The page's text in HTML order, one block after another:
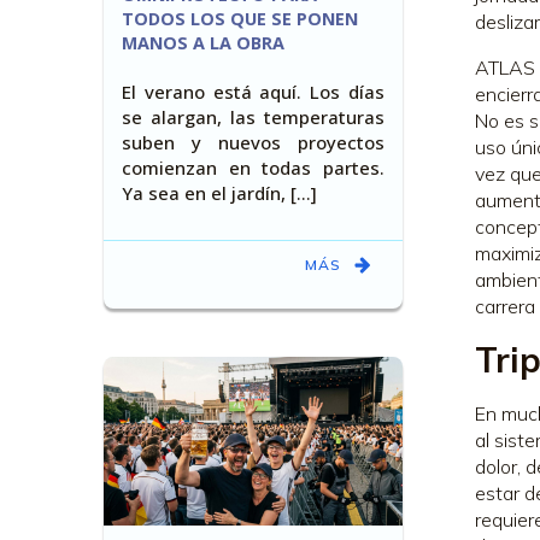
TODOS LOS QUE SE PONEN
MANOS A LA OBRA
El verano está aquí. Los días
se alargan, las temperaturas
suben y nuevos proyectos
comienzan en todas partes.
Ya sea en el jardín, [...]
MÁS
ATLAS
No es
uso
vez
En
al
dolor,
estar